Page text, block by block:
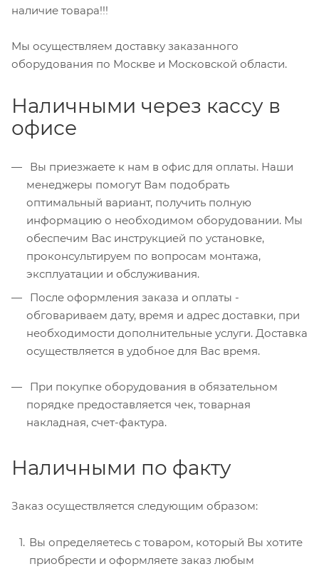
наличие товара!!!
Мы осуществляем доставку заказанного
оборудования по Москве и Московской области.
Наличными через кассу в
офисе
Вы приезжаете к нам в офис для оплаты. Наши
менеджеры помогут Вам подобрать
оптимальный вариант, получить полную
информацию о необходимом оборудовании. Мы
обеспечим Вас инструкцией по установке,
проконсультируем по вопросам монтажа,
эксплуатации и обслуживания.
После оформления заказа и оплаты -
обговариваем дату, время и адрес доставки, при
необходимости дополнительные услуги. Доставка
осуществляется в удобное для Вас время.
При покупке оборудования в обязательном
порядке предоставляется чек, товарная
накладная, счет-фактура.
Наличными по факту
Заказ осуществляется следующим образом:
Вы определяетесь с товаром, который Вы хотите
приобрести и оформляете заказ любым